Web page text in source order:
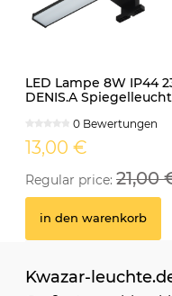
LED Lampe 8W IP44
DENIS.A
0 Bewertungen
13,00 €
Regular price: 21,00
in den warenkorb
Kwazar-